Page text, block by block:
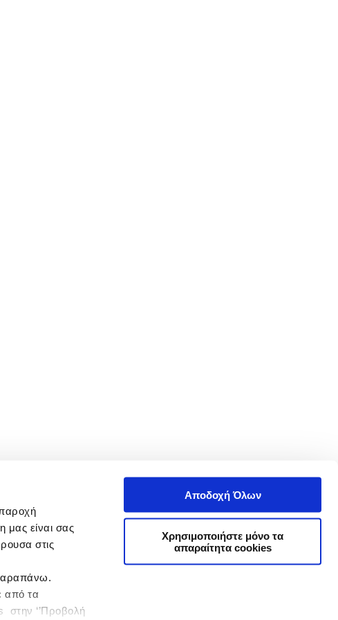
μας είναι σας
στις
από τα
στην ‘’Προβολή
Αποδοχή Όλων
Χρησιμοποιήστε μόνο τα
απαραίτητα cookies